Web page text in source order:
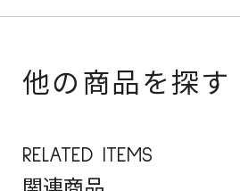
他の商品を探す
RELATED ITEMS